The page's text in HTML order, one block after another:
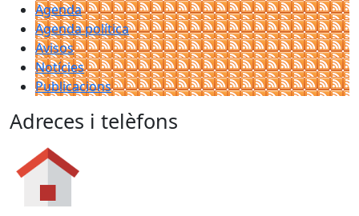
Agenda
Agenda política
Avisos
Notícies
Publicacions
Adreces i telèfons